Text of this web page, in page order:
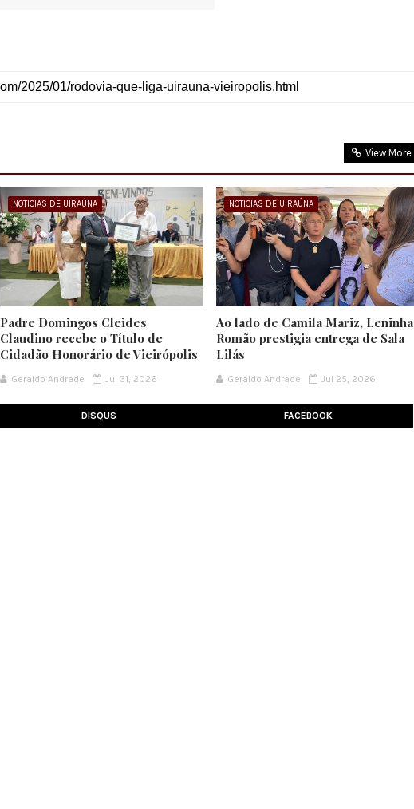
View More
NOTICIAS DE UIRAÚNA
Padre Domingos Cleides
Claudino recebe o Título de
Cidadão Honorário de Vieirópolis
Geraldo Andrade Jul 31, 2026
NOTICIAS DE UIRAÚNA
Ao lado de Camila Mariz, Leninha
Romão prestigia entrega de Sala
Lilás
Geraldo Andrade Jul 25, 2026
DISQUS FACEBOOK